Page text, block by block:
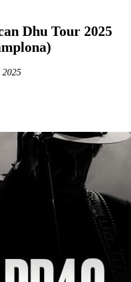
Dhu Tour 2025
2025